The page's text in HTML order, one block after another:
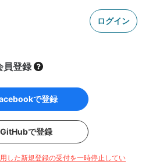
ログイン
員登録
で登録
GitHubで登録
した新規登録の受付を一時停止してい